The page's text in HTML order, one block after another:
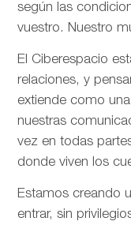
según las
vuestro. Nuestro
El Ciberespacio
relaciones, y
extiende como
nuestras
vez en todas
donde viven los
Estamos creando
entrar, sin